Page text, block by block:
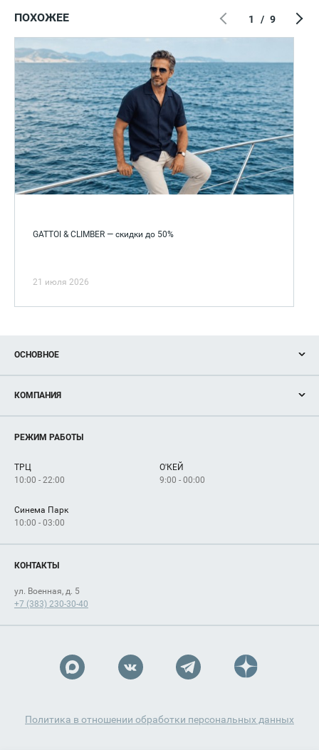
ПОХОЖЕЕ
GATTOI & CLIMBER — скидки до 50%
21 июля 2026
1 / 9
ОСНОВНОЕ
Новости
Магазины
Услуги
КОМПАНИЯ
Рекламодателям
Как добраться
РЕЖИМ РАБОТЫ
ТРЦ
10:00 - 22:00
О'КЕЙ
9:00 - 00:00
Синема Парк
10:00 - 03:00
КОНТАКТЫ
ул. Военная, д. 5
+7 (383) 230-30-40
Политика в отношении обработки персональных данных